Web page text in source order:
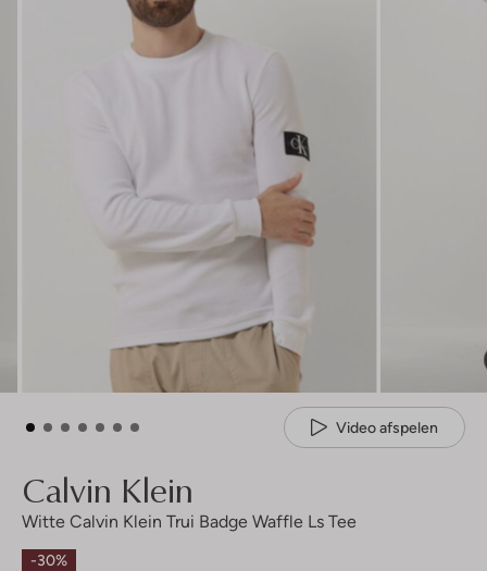
Video afspelen
Calvin Klein
Witte Calvin Klein Trui Badge Waffle Ls Tee
-30%